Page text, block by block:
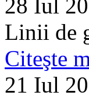
28 Iul
Linii de
Citeşte
21 Iul